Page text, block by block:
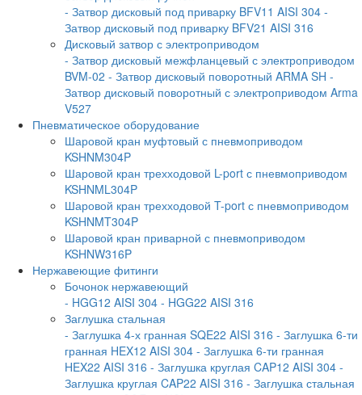
- Затвор дисковый под приварку BFV11 AISI 304 -
Затвор дисковый под приварку BFV21 AISI 316
Дисковый затвор с электроприводом
- Затвор дисковый межфланцевый с электроприводом
BVM-02 - Затвор дисковый поворотный ARMA SH -
Затвор дисковый поворотный с электроприводом Arma
V527
Пневматическое оборудование
Шаровой кран муфтовый с пневмоприводом
KSHNM304P
Шаровой кран трехходовой L-port с пневмоприводом
KSHNML304P
Шаровой кран трехходовой T-port с пневмоприводом
KSHNMT304P
Шаровой кран приварной с пневмоприводом
KSHNW316P
Нержавеющие фитинги
Бочонок нержавеющий
- HGG12 AISI 304 - HGG22 AISI 316
Заглушка стальная
- Заглушка 4-х гранная SQE22 AISI 316 - Заглушка 6-ти
гранная HEX12 AISI 304 - Заглушка 6-ти гранная
HEX22 AISI 316 - Заглушка круглая CAP12 AISI 304 -
Заглушка круглая CAP22 AISI 316 - Заглушка стальная